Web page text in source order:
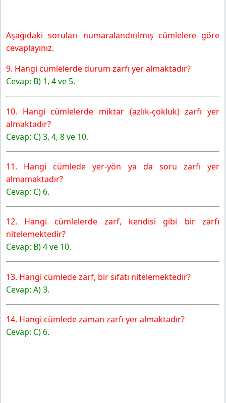
Aşağıdaki soruları numaralandırılmış cümlelere göre
cevaplayınız.
9. Hangi cümlelerde durum zarfı yer almaktadır?
Cevap: B) 1, 4 ve 5.
10. Hangi cümlelerde miktar (azlık-çokluk) zarfı yer
almaktadır?
Cevap: C) 3, 4, 8 ve 10.
11. Hangi cümlede yer-yön ya da soru zarfı yer
almamaktadır?
Cevap: C) 6.
12. Hangi cümlelerde zarf, kendisi gibi bir zarfı
nitelemektedir?
Cevap: B) 4 ve 10.
13. Hangi cümlede zarf, bir sıfatı nitelemektedir?
Cevap: A) 3.
14. Hangi cümlede zaman zarfı yer almaktadır?
Cevap: C) 6.